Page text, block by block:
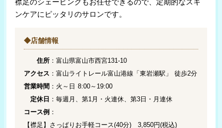
襟足のシェービングもお任せできるので、定期的なスキ
ンケアにピッタリのサロンです。
◆店舗情報
住所 ：富山県富山市西宮131-10
アクセス ：富山ライトレール富山港線「東岩瀬駅」 徒歩2分
営業時間 ：火～日 8:00～19:00
定休日 ：毎週月、第1月・火連休、第3日・月連休
コース例 ：
【襟足】さっぱりお手軽コース(40分) 3,850円(税込)